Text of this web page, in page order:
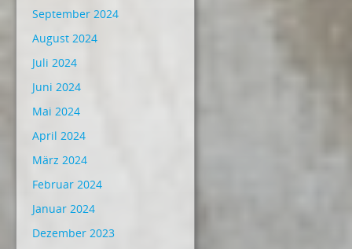
September 2024
August 2024
Juli 2024
Juni 2024
Mai 2024
April 2024
März 2024
Februar 2024
Januar 2024
Dezember 2023